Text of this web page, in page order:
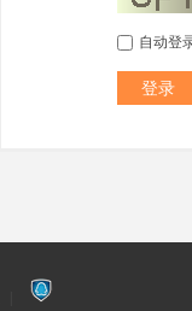
自动登
登录